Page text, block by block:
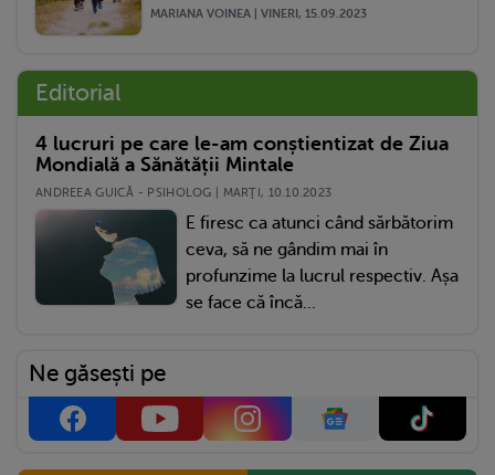
MARIANA VOINEA | VINERI, 15.09.2023
Editorial
4 lucruri pe care le-am conștientizat de Ziua
Mondială a Sănătății Mintale
ANDREEA GUICĂ - PSIHOLOG | MARŢI, 10.10.2023
E firesc ca atunci când sărbătorim
ceva, să ne gândim mai în
profunzime la lucrul respectiv. Așa
se face că încă...
Ne găsești pe